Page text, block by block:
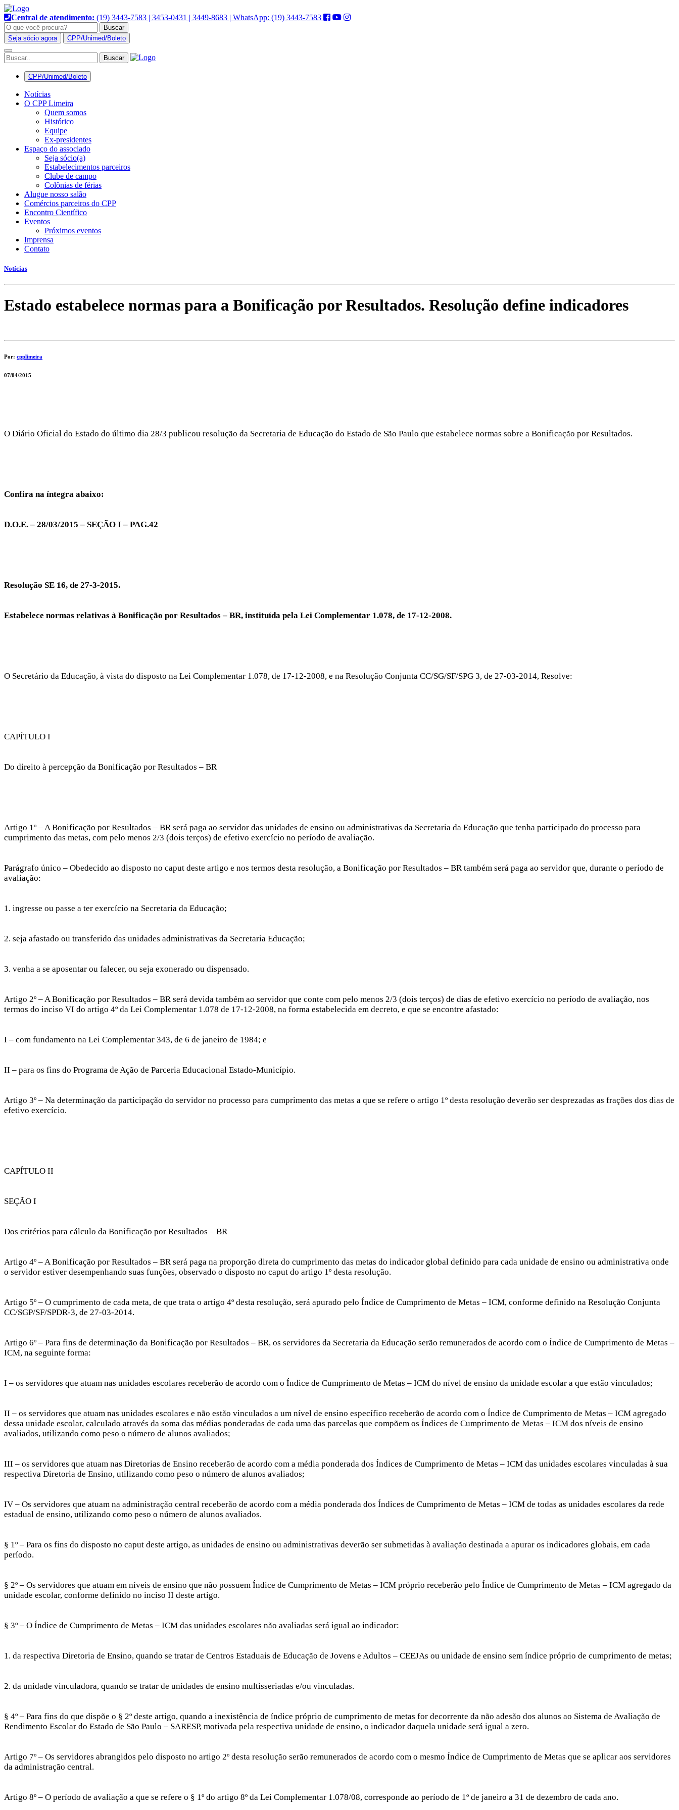
Pular
para
o
conteúdo
Central de atendimento: (19) 3443-7583 | 3453-0431 | 3449-8683 | WhatsApp: (19) 3443-7583
Buscar
Seja sócio agora
CPP/Unimed/Boleto
Alternar
navegação
CPP/Unimed/Boleto
Notícias
O CPP Limeira
Quem somos
Histórico
Equipe
Ex-presidentes
Espaço do associado
Seja sócio(a)
Estabelecimentos parceiros
Clube de campo
Colônias de férias
Alugue nosso salão
Comércios parceiros do CPP
Encontro Científico
Eventos
Próximos eventos
Imprensa
Contato
Notícias
Estado estabelece normas para a Bonificação por Resultados. Resolução define indicadores
Por: cpplimeira
07/04/2015
O Diário Oficial do Estado do último dia 28/3 publicou resolução da Secretaria de Educação do Estado de São Paulo que estabelece normas sobre a Bonificação por Resultados.
Confira na íntegra abaixo:
D.O.E. – 28/03/2015 – SEÇÃO I – PAG.42
Resolução SE 16, de 27-3-2015.
Estabelece normas relativas à Bonificação por Resultados – BR, instituída pela Lei Complementar 1.078, de 17-12-2008.
O Secretário da Educação, à vista do disposto na Lei Complementar 1.078, de 17-12-2008, e na Resolução Conjunta CC/SG/SF/SPG 3, de 27-03-2014, Resolve:
CAPÍTULO I
Do direito à percepção da Bonificação por Resultados – BR
Artigo 1º – A Bonificação por Resultados – BR será paga ao servidor das unidades de ensino ou administrativas da Secretaria da Educação que tenha participado do processo para
cumprimento das metas, com pelo menos 2/3 (dois terços) de efetivo exercício no período de avaliação.
Parágrafo único – Obedecido ao disposto no caput deste artigo e nos termos desta resolução, a Bonificação por Resultados – BR também será paga ao servidor que, durante o período de
avaliação:
1. ingresse ou passe a ter exercício na Secretaria da Educação;
2. seja afastado ou transferido das unidades administrativas da Secretaria Educação;
3. venha a se aposentar ou falecer, ou seja exonerado ou dispensado.
Artigo 2º – A Bonificação por Resultados – BR será devida também ao servidor que conte com pelo menos 2/3 (dois terços) de dias de efetivo exercício no período de avaliação, nos
termos do inciso VI do artigo 4º da Lei Complementar 1.078 de 17-12-2008, na forma estabelecida em decreto, e que se encontre afastado:
I – com fundamento na Lei Complementar 343, de 6 de janeiro de 1984; e
II – para os fins do Programa de Ação de Parceria Educacional Estado-Município.
Artigo 3º – Na determinação da participação do servidor no processo para cumprimento das metas a que se refere o artigo 1º desta resolução deverão ser desprezadas as frações dos dias de
efetivo exercício.
CAPÍTULO II
SEÇÃO I
Dos critérios para cálculo da Bonificação por Resultados – BR
Artigo 4º – A Bonificação por Resultados – BR será paga na proporção direta do cumprimento das metas do indicador global definido para cada unidade de ensino ou administrativa onde
o servidor estiver desempenhando suas funções, observado o disposto no caput do artigo 1º desta resolução.
Artigo 5º – O cumprimento de cada meta, de que trata o artigo 4º desta resolução, será apurado pelo Índice de Cumprimento de Metas – ICM, conforme definido na Resolução Conjunta
CC/SGP/SF/SPDR-3, de 27-03-2014.
Artigo 6º – Para fins de determinação da Bonificação por Resultados – BR, os servidores da Secretaria da Educação serão remunerados de acordo com o Índice de Cumprimento de Metas –
ICM, na seguinte forma:
I – os servidores que atuam nas unidades escolares receberão de acordo com o Índice de Cumprimento de Metas – ICM do nível de ensino da unidade escolar a que estão vinculados;
II – os servidores que atuam nas unidades escolares e não estão vinculados a um nível de ensino específico receberão de acordo com o Índice de Cumprimento de Metas – ICM agregado
dessa unidade escolar, calculado através da soma das médias ponderadas de cada uma das parcelas que compõem os Índices de Cumprimento de Metas – ICM dos níveis de ensino
avaliados, utilizando como peso o número de alunos avaliados;
III – os servidores que atuam nas Diretorias de Ensino receberão de acordo com a média ponderada dos Índices de Cumprimento de Metas – ICM das unidades escolares vinculadas à sua
respectiva Diretoria de Ensino, utilizando como peso o número de alunos avaliados;
IV – Os servidores que atuam na administração central receberão de acordo com a média ponderada dos Índices de Cumprimento de Metas – ICM de todas as unidades escolares da rede
estadual de ensino, utilizando como peso o número de alunos avaliados.
§ 1º – Para os fins do disposto no caput deste artigo, as unidades de ensino ou administrativas deverão ser submetidas à avaliação destinada a apurar os indicadores globais, em cada
período.
§ 2º – Os servidores que atuam em níveis de ensino que não possuem Índice de Cumprimento de Metas – ICM próprio receberão pelo Índice de Cumprimento de Metas – ICM agregado da
unidade escolar, conforme definido no inciso II deste artigo.
§ 3º – O Índice de Cumprimento de Metas – ICM das unidades escolares não avaliadas será igual ao indicador:
1. da respectiva Diretoria de Ensino, quando se tratar de Centros Estaduais de Educação de Jovens e Adultos – CEEJAs ou unidade de ensino sem índice próprio de cumprimento de metas;
2. da unidade vinculadora, quando se tratar de unidades de ensino multisseriadas e/ou vinculadas.
§ 4º – Para fins do que dispõe o § 2º deste artigo, quando a inexistência de índice próprio de cumprimento de metas for decorrente da não adesão dos alunos ao Sistema de Avaliação de
Rendimento Escolar do Estado de São Paulo – SARESP, motivada pela respectiva unidade de ensino, o indicador daquela unidade será igual a zero.
Artigo 7º – Os servidores abrangidos pelo disposto no artigo 2º desta resolução serão remunerados de acordo com o mesmo Índice de Cumprimento de Metas que se aplicar aos servidores
da administração central.
Artigo 8º – O período de avaliação a que se refere o § 1º do artigo 8º da Lei Complementar 1.078/08, corresponde ao período de 1º de janeiro a 31 de dezembro de cada ano.